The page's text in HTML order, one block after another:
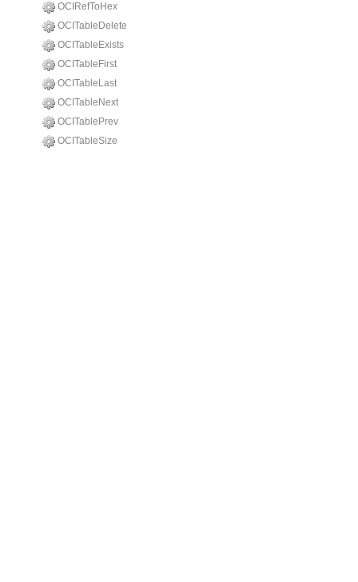
OCIRefToHex
OCITableDelete
OCITableExists
OCITableFirst
OCITableLast
OCITableNext
OCITablePrev
OCITableSize